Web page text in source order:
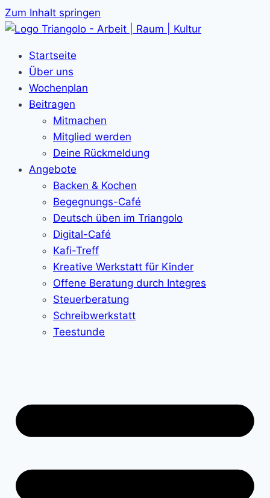
Zum Inhalt springen
Startseite
Über uns
Wochenplan
Beitragen
Mitmachen
Mitglied werden
Deine Rückmeldung
Angebote
Backen & Kochen
Begegnungs-Café
Deutsch üben im Triangolo
Digital-Café
Kafi-Treff
Kreative Werkstatt für Kinder
Offene Beratung durch Integres
Steuerberatung
Schreibwerkstatt
Teestunde